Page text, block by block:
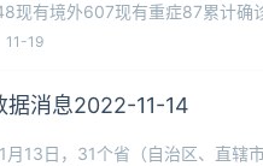
现有境外607现有重症87累计确
11-19
据消息2022-11-14
月13日，31个省（自治区、直辖